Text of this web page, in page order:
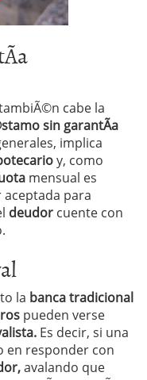
cabe la
sin garantÃ­a
implica
y, como
mensual es
aceptada para
deudor cuente con
la banca tradicional
pueden verse
Es decir, si una
en responder con
avalando que